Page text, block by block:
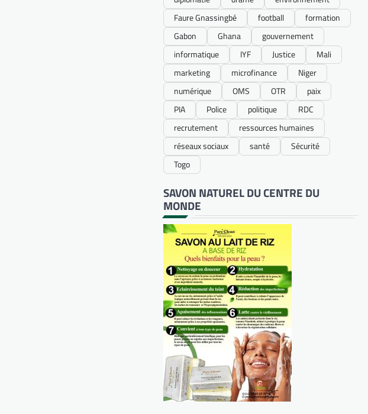
Faure Gnassingbé
football
formation
Gabon
Ghana
gouvernement
informatique
IYF Justice
Mali
marketing
microfinance
Niger
numérique
OMS OTR
paix
PIA
Police politique
RDC
recrutement
ressources humaines
réseaux sociaux
santé
Sécurité
Togo
SAVON NATUREL DU CENTRE DU
MONDE